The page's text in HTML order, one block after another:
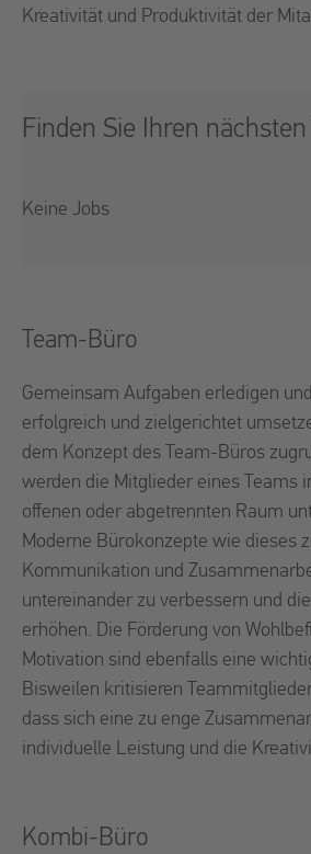
Kreativität und Produktivität der
Finden Sie Ihren
Team-Büro
Gemeinsam Aufgaben erledigen
erfolgreich und zielgerichtet
dem Konzept des Team-Büros
werden die Mitglieder eines Teams
offenen oder abgetrennten Raum
Moderne Bürokonzepte wie dieses
Kommunikation und
untereinander zu verbessern und
erhöhen. Die Förderung von
Motivation sind ebenfalls eine
Bisweilen kritisieren
dass sich eine zu enge
individuelle Leistung und die
Kombi-Büro